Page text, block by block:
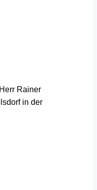
Rainer
in der